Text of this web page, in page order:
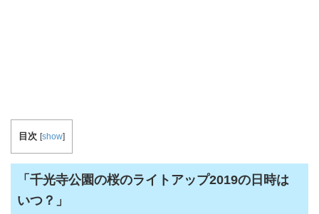
目次 [show]
「千光寺公園の桜のライトアップ2019の日時は
いつ？」